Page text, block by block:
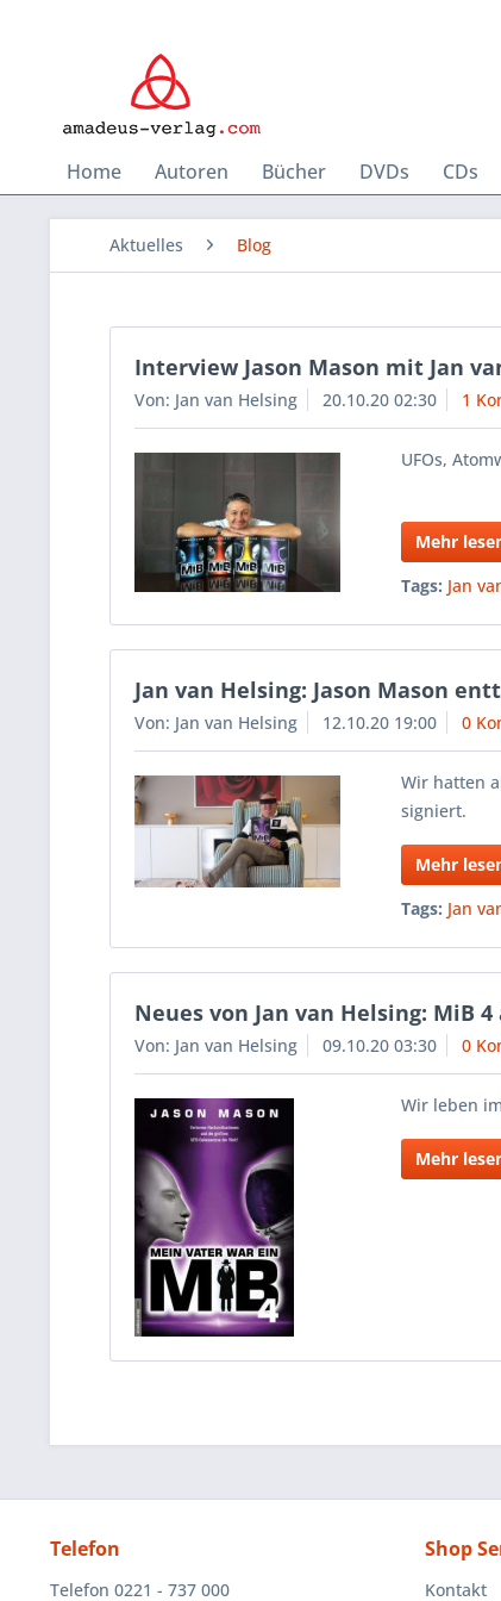
Home Autoren Bücher DVDs CDs
Aktuelles Blog
Interview Jason Mason mit Jan
Von: Jan van Helsing 20.10.20 02:30 1
UFOs,
Mehr
Tags: Jan
Jan van Helsing: Jason Mason
Von: Jan van Helsing 12.10.20 19:00 0
Wir hatten
signiert.
Mehr
Tags: Jan
Neues von Jan van Helsing: MiB
Von: Jan van Helsing 09.10.20 03:30 0
Wir leben
Mehr
Telefon
Telefon 0221 - 737 000
Shop
Kontakt